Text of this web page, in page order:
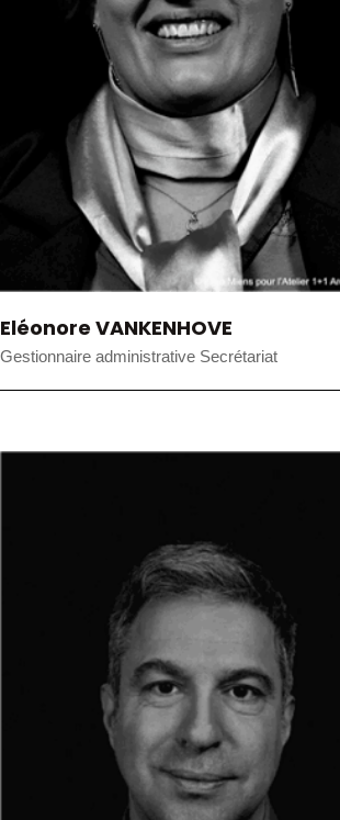
Eléonore VANKENHOVE
Gestionnaire administrative Secrétariat